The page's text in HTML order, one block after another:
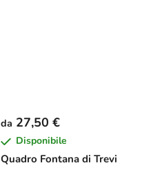
Quadro Fontana di Trevi
da 27,50 €
Disponibile